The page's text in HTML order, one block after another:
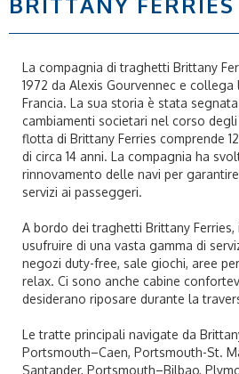
La compagnia di traghetti Brittany
1972 da Alexis Gourvennec e
Francia. La sua storia è stata
cambiamenti societari nel corso
flotta di Brittany Ferries comprende
di circa 14 anni. La compagnia ha
rinnovamento delle navi per
servizi ai passeggeri.
A bordo dei traghetti Brittany
usufruire di una vasta gamma di
negozi duty-free, sale giochi, aree
relax. Ci sono anche cabine
desiderano riposare durante la
Le tratte principali navigate da
Portsmouth–Caen, Portsmouth-St.
Santander, Portsmouth–Bilbao,